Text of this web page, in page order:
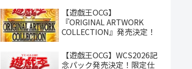
【遊戯王OCG】
『ORIGINAL ARTWORK
COLLECTION』発売決定！
【遊戯王OCG】WCS2026記
念パック発売決定！限定仕